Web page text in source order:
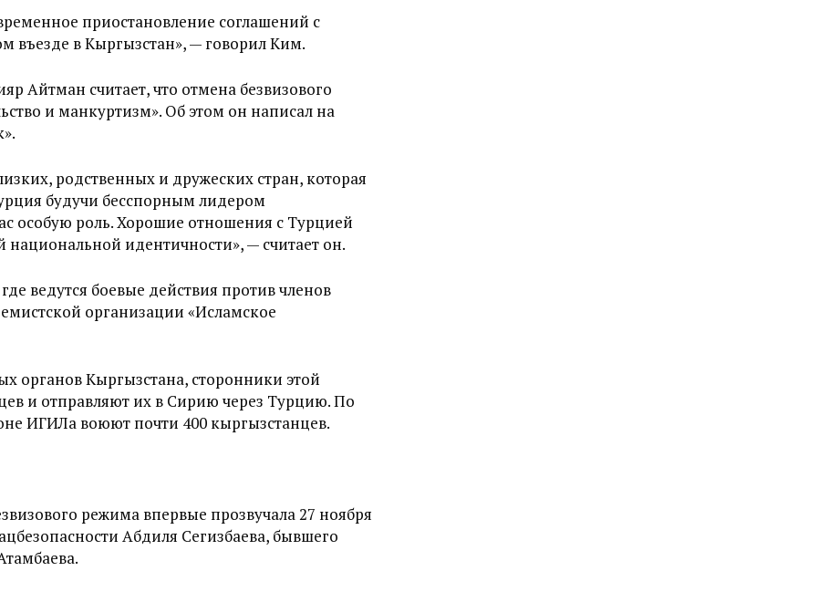
приостановление соглашений с
въезде в Кыргызстан», — говорил Ким.
Айтман считает, что отмена безвизового
и манкуртизм». Об этом он написал на
родственных и дружеских стран, которая
будучи бесспорным лидером
особую роль. Хорошие отношения с Турцией
идентичности», — считает он.
ведутся боевые действия против членов
организации «Исламское
органов Кыргызстана, сторонники этой
и отправляют их в Сирию через Турцию. По
ИГИЛа воюют почти 400 кыргызстанцев.
режима впервые прозвучала 27 ноября
Абдиля Сегизбаева, бывшего